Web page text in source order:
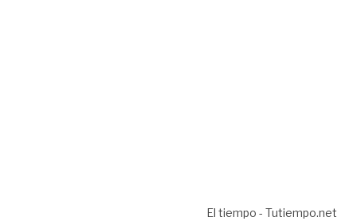
El tiempo - Tutiempo.net